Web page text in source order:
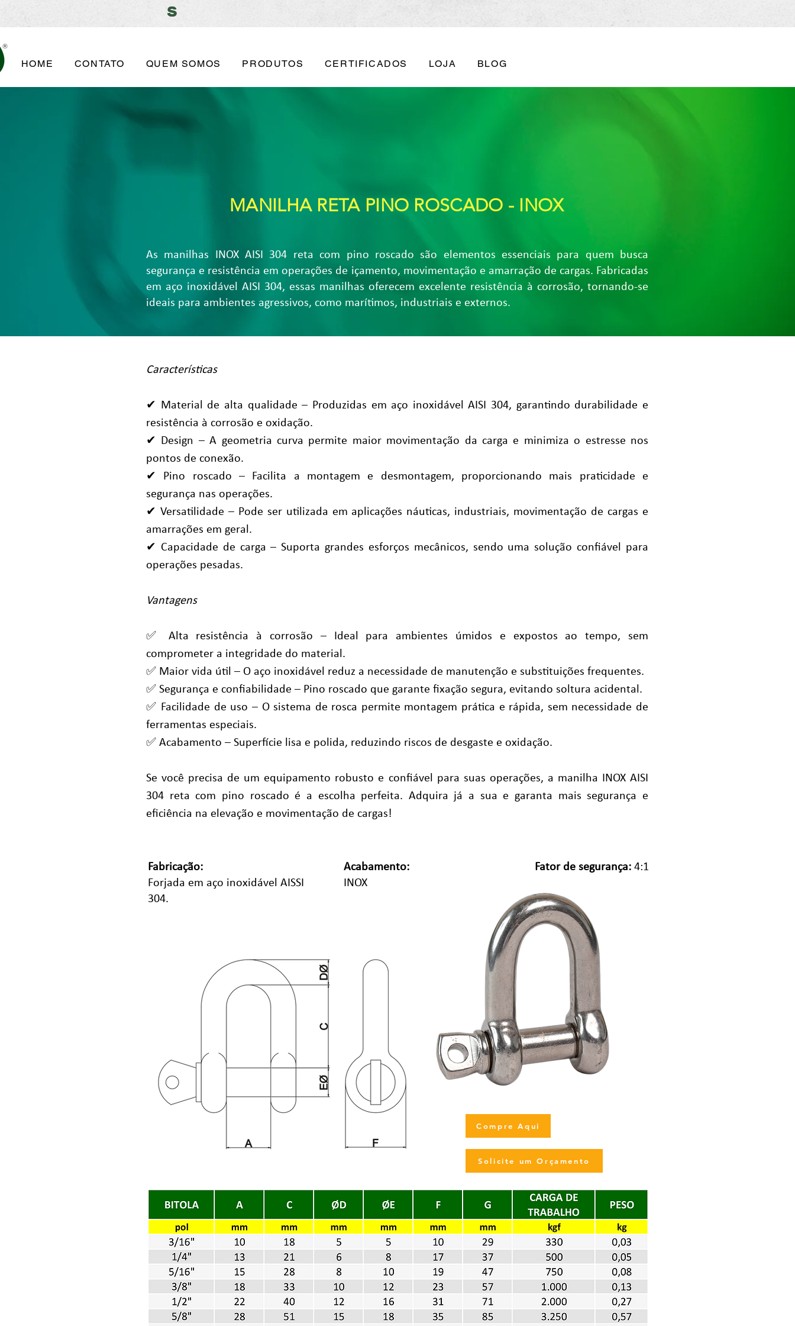
s
s
HOME CONTATO QUEM SOMOS PRODUTOS CERTIFICADOS LOJA BLOG
MANILHA RETA PINO ROSCADO - INOX
As manilhas INOX AISI 304 reta com pino roscado são elementos essenciais para quem busca
segurança e resistência em operações de içamento, movimentação e amarração de cargas. Fabricadas
em aço inoxidável AISI 304, essas manilhas oferecem excelente resistência à corrosão, tornando-se
ideais para ambientes agressivos, como marítimos, industriais e externos.
Características
✔ Material de alta qualidade – Produzidas em aço inoxidável AISI 304, garantindo durabilidade e
resistência à corrosão e oxidação.
✔ Design – A geometria curva permite maior movimentação da carga e minimiza o estresse nos
pontos de conexão.
✔ Pino roscado – Facilita a montagem e desmontagem, proporcionando mais praticidade e
segurança nas operações.
✔ Versatilidade – Pode ser utilizada em aplicações náuticas, industriais, movimentação de cargas e
amarrações em geral.
✔ Capacidade de carga – Suporta grandes esforços mecânicos, sendo uma solução confiável para
operações pesadas.
Vantagens
✅ Alta resistência à corrosão – Ideal para ambientes úmidos e expostos ao tempo, sem
comprometer a integridade do material.
✅ Maior vida útil – O aço inoxidável reduz a necessidade de manutenção e substituições frequentes.
✅ Segurança e confiabilidade – Pino roscado que garante fixação segura, evitando soltura acidental.
✅ Facilidade de uso – O sistema de rosca permite montagem prática e rápida, sem necessidade de
ferramentas especiais.
✅ Acabamento – Superfície lisa e polida, reduzindo riscos de desgaste e oxidação.
Se você precisa de um equipamento robusto e confiável para suas operações, a manilha INOX AISI
304 reta com pino roscado é a escolha perfeita. Adquira já a sua e garanta mais segurança e
eficiência na elevação e movimentação de cargas!
Fabricação:
Forjada em aço inoxidável AISSI
304.
Acabamento:
INOX
Fator de segurança: 4:1
Compre Aqui
Solicite um Orçamento